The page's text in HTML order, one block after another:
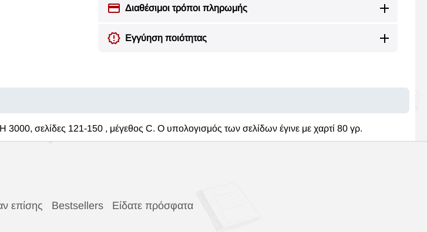
Διαθέσιμοι τρόποι πληρωμής
Εγγύηση ποιότητας
σελίδες 121-150 , μέγεθος C. Ο υπολογισμός των σελίδων έγινε με χαρτί 80 γρ.
επίσης Bestsellers Είδατε πρόσφατα